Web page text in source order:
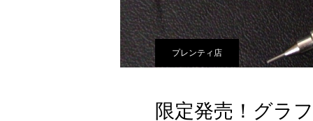
プレンティ店
限定発売！グラ